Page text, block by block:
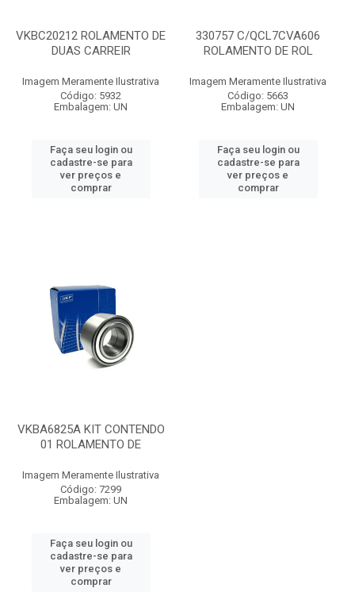
VKBC20212 ROLAMENTO DE
DUAS CARREIR
Imagem Meramente Ilustrativa
Código: 5932
Embalagem: UN
Faça seu login ou
cadastre-se para
ver preços e
comprar
330757 C/QCL7CVA606
ROLAMENTO DE ROL
Imagem Meramente Ilustrativa
Código: 5663
Embalagem: UN
Faça seu login ou
cadastre-se para
ver preços e
comprar
VKBA6825A KIT CONTENDO
01 ROLAMENTO DE
Imagem Meramente Ilustrativa
Código: 7299
Embalagem: UN
Faça seu login ou
cadastre-se para
ver preços e
comprar